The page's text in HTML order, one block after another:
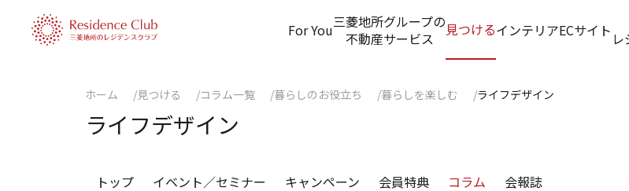
For You三菱地所グループの
不動産サービス
見つけるインテリアECサイト
ホーム 見つける コラム一覧 暮らしのお役立ち 暮らしを楽しむ ライフデザイン
ライフデザイン
トップ イベント／セミナー キャンペーン 会員特典 コラム 会報誌